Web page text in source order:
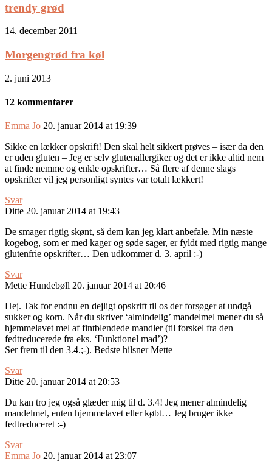
trendy grød
14. december 2011
Morgengrød fra køl
2. juni 2013
12 kommentarer
Emma Jo 20. januar 2014 at 19:39
Sikke en lækker opskrift! Den skal helt sikkert prøves – især da den
er uden gluten – Jeg er selv glutenallergiker og det er ikke altid nem
at finde nemme og enkle opskrifter… Så flere af denne slags
opskrifter vil jeg personligt syntes var totalt lækkert!
Svar
Ditte 20. januar 2014 at 19:43
De smager rigtig skønt, så dem kan jeg klart anbefale. Min næste
kogebog, som er med kager og søde sager, er fyldt med rigtig mange
glutenfrie opskrifter… Den udkommer d. 3. april :-)
Svar
Mette Hundebøll 20. januar 2014 at 20:46
Hej. Tak for endnu en dejligt opskrift til os der forsøger at undgå
sukker og korn. Når du skriver ‘almindelig’ mandelmel mener du så
hjemmelavet mel af fintblendede mandler (til forskel fra den
fedtreducerede fra eks. ‘Funktionel mad’)?
Ser frem til den 3.4.;-). Bedste hilsner Mette
Svar
Ditte 20. januar 2014 at 20:53
Du kan tro jeg også glæder mig til d. 3.4! Jeg mener almindelig
mandelmel, enten hjemmelavet eller købt… Jeg bruger ikke
fedtreduceret :-)
Svar
Emma Jo 20. januar 2014 at 23:07